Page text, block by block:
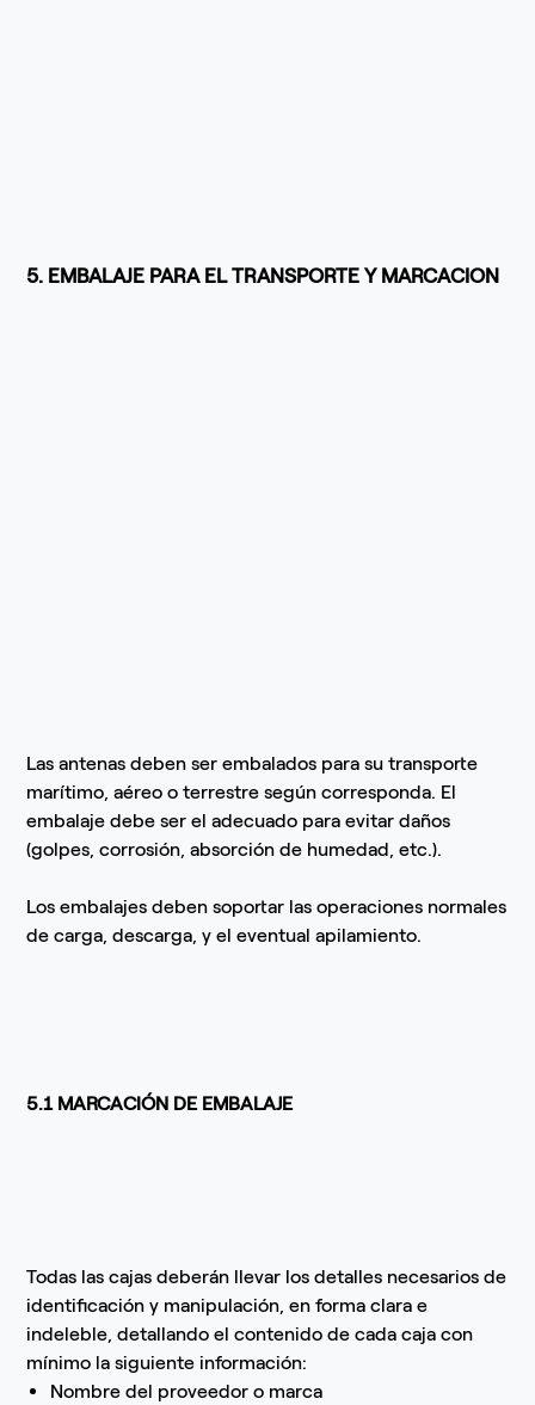
5. EMBALAJE PARA EL TRANSPORTE Y MARCACION
Las antenas deben ser embalados para su transporte
marítimo, aéreo o terrestre según corresponda. El
embalaje debe ser el adecuado para evitar daños
(golpes, corrosión, absorción de humedad, etc.).
Los embalajes deben soportar las operaciones normales
de carga, descarga, y el eventual apilamiento.
5.1 MARCACIÓN DE EMBALAJE
Todas las cajas deberán llevar los detalles necesarios de
identificación y manipulación, en forma clara e
indeleble, detallando el contenido de cada caja con
mínimo la siguiente información:
Nombre del proveedor o marca